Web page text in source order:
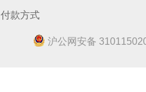
付款方式
沪公网安备